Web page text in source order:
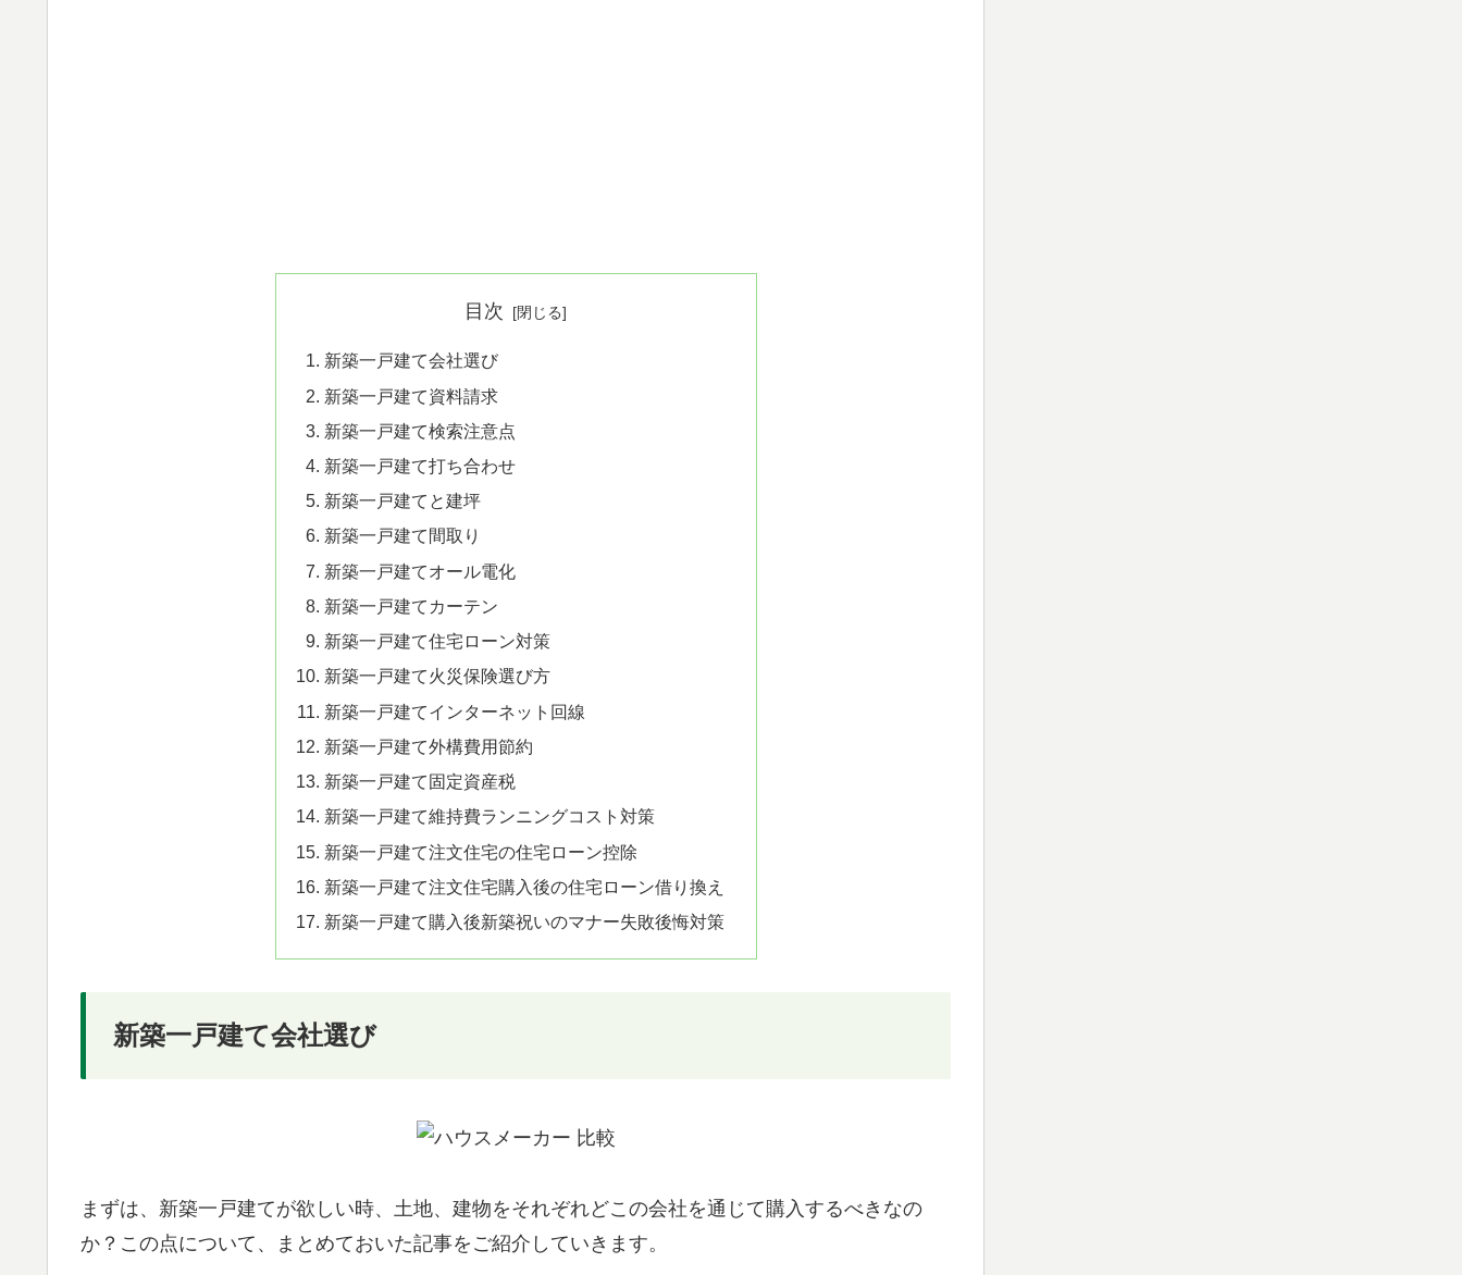
目次
新築一戸建て会社選び
新築一戸建て資料請求
新築一戸建て検索注意点
新築一戸建て打ち合わせ
新築一戸建てと建坪
新築一戸建て間取り
新築一戸建てオール電化
新築一戸建てカーテン
新築一戸建て住宅ローン対策
新築一戸建て火災保険選び方
新築一戸建てインターネット回線
新築一戸建て外構費用節約
新築一戸建て固定資産税
新築一戸建て維持費ランニングコスト対策
新築一戸建て注文住宅の住宅ローン控除
新築一戸建て注文住宅購入後の住宅ローン借り換え
新築一戸建て購入後新築祝いのマナー失敗後悔対策
新築一戸建て会社選び
まずは、新築一戸建てが欲しい時、土地、建物をそれぞれどこの会社を通じて購入するべきなの
か？この点について、まとめておいた記事をご紹介していきます。